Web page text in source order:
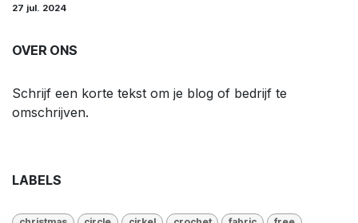
27 jul. 2024
OVER ONS
Schrijf een korte tekst om je blog of bedrijf te
omschrijven.
LABELS